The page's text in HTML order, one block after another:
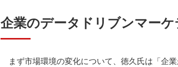
企業のデータドリブンマー
まず市場環境の変化について、徳久氏は「企